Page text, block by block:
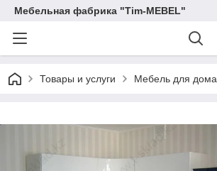
Мебельная фабрика "Tim-MEBEL"
Товары и услуги Мебель для дома